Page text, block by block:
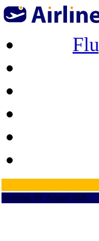
Sonntag, 09. August 2026 ¦